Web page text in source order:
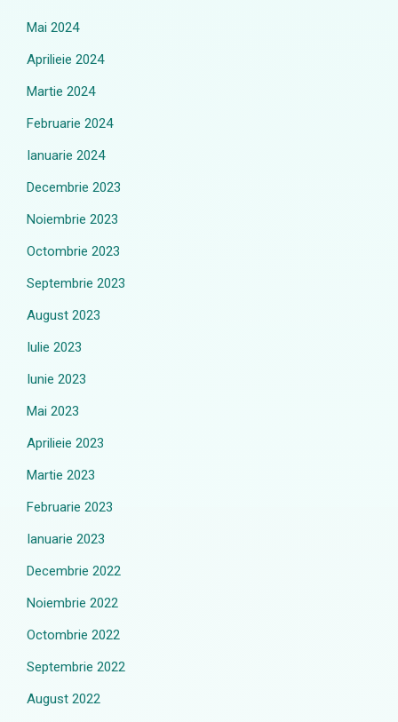
Mai 2024
Aprilieie 2024
Martie 2024
Februarie 2024
Ianuarie 2024
Decembrie 2023
Noiembrie 2023
Octombrie 2023
Septembrie 2023
August 2023
Iulie 2023
Iunie 2023
Mai 2023
Aprilieie 2023
Martie 2023
Februarie 2023
Ianuarie 2023
Decembrie 2022
Noiembrie 2022
Octombrie 2022
Septembrie 2022
August 2022